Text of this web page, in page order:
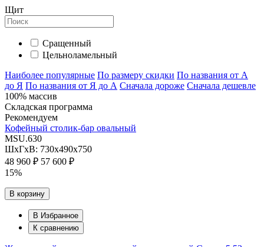
Щит
Сращенный
Цельноламельный
Наиболее популярные По размеру скидки По названия от А
до Я По названия от Я до А Сначала дороже Сначала дешевле
100% массив
Складская программа
Рекомендуем
Кофейный столик-бар овальный
MSU.630
ШхГхВ: 730х490х750
48 960 ₽ 57 600 ₽
15%
В корзину
В Избранное
К сравнению